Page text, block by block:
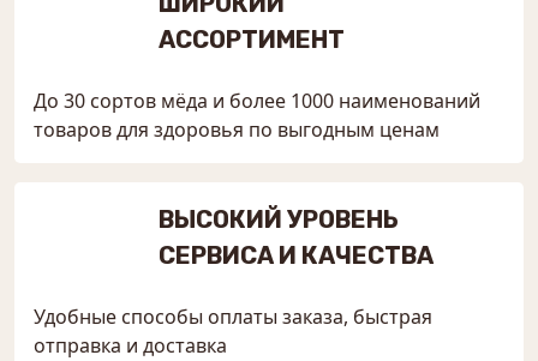
АССОРТИМЕНТ
До 30 сортов мёда и более 1000 наименований
товаров для здоровья по выгодным ценам
ВЫСОКИЙ УРОВЕНЬ
СЕРВИСА И КАЧЕСТВА
Удобные способы оплаты заказа, быстрая
отправка и доставка